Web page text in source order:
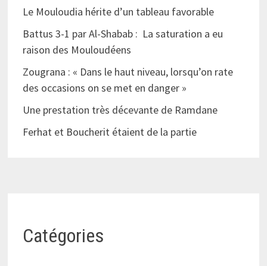
Le Mouloudia hérite d’un tableau favorable
Battus 3-1 par Al-Shabab : La saturation a eu
raison des Mouloudéens
Zougrana : « Dans le haut niveau, lorsqu’on rate
des occasions on se met en danger »
Une prestation très décevante de Ramdane
Ferhat et Boucherit étaient de la partie
Catégories